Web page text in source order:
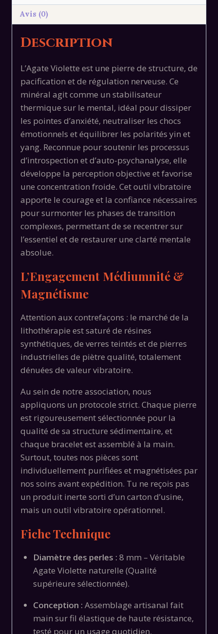
Avis (0)
Description
L’Agate Violette est une pierre de structure, de
pacification et de régulation nerveuse. Ce
minéral agit comme un stabilisateur
thermique sur le mental, idéal pour dissiper
les pointes d’anxiété, neutraliser les chocs
émotionnels et équilibrer les polarités yin et
yang. Reconnue pour soutenir les processus
d’introspection et d’auto-psychanalyse, elle
développe la perception objective et favorise
une concentration froide. Cet outil vibratoire
apporte le courage et la confiance nécessaires
pour surmonter les phases de transition
complexes, permettant de se recentrer sur
l’essentiel et de restaurer une clarté mentale
absolue.
L’Engagement Médiumnité &
Magnétisme
Attention aux contrefaçons : le marché de la
lithothérapie est saturé de résines
synthétiques, de verres teintés et de pierres
industrielles de piètre qualité, totalement
dénuées de valeur vibratoire.
Au sein de notre association, nous
appliquons un protocole strict. Chaque pierre
est rigoureusement sélectionnée pour la
qualité de sa structure sédimentaire, et
chaque bracelet est assemblé à la main.
Surtout, toutes nos pièces sont
individuellement purifiées et magnétisées par
nos soins avant expédition. Tu ne reçois pas
un produit inerte sorti d’un carton d’usine,
mais un outil vibratoire opérationnel.
Fiche Technique
Diamètre des perles : 8 mm – Véritable
Agate Violette naturelle (Qualité
supérieure sélectionnée).
Conception : Assemblage artisanal fait
main sur fil élastique de haute résistance,
testé pour un usage quotidien.